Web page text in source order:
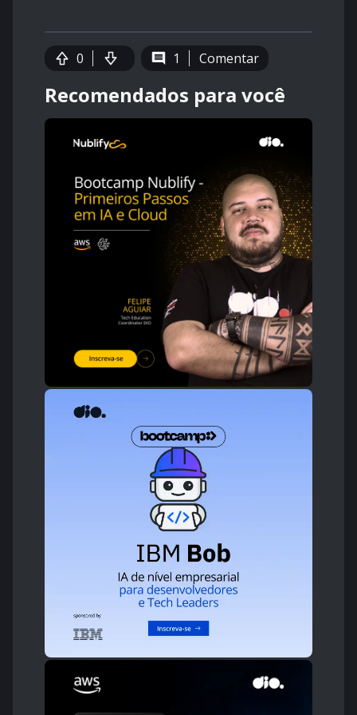
0 1 Comentar
Recomendados para você